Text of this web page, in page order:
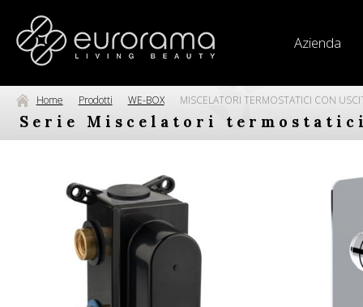
Azienda
Home Prodotti WE-BOX MISCELATORI TERMOSTATICI CON
Serie Miscelatori